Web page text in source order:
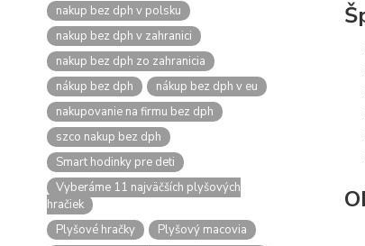
nakup bez dph v polsku
nakup bez dph v zahranici
nakup bez dph zo zahranicia
nákup bez dph
nákup bez dph v eu
nakupovanie na firmu bez dph
szco nakup bez dph
Smart hodinky pre deti
Vyberáme 11 najväčších plyšových
hračiek
Plyšové hračky
Plyšový macovia